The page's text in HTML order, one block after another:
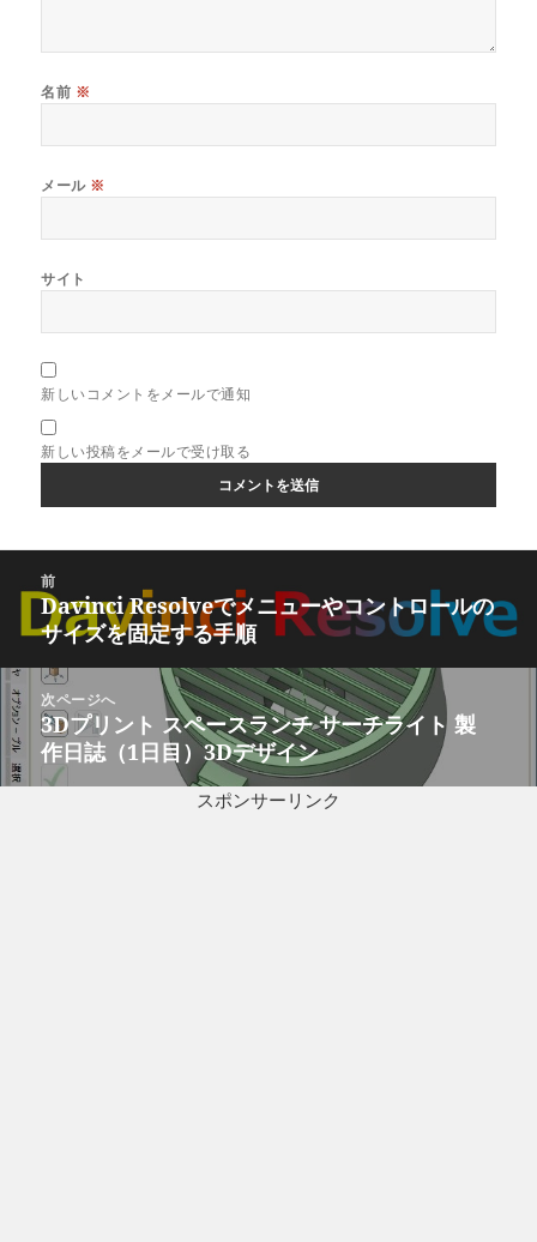
名前 ※
メール ※
サイト
新しいコメントをメールで通知
新しい投稿をメールで受け取る
ゲ
ー
シ
ョ
ン
前
前
の
稿:
Davinci Resolveでメニューやコントロールの
サイズを固定する手順
次ページへ
次
の
投
3Dプリント スペースランチ サーチライト 製
作日誌（1日目）3Dデザイン
スポンサーリンク